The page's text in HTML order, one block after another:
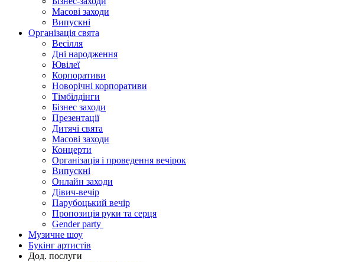
Масові заходи
Випускні
Організація свята
Весілля
Дні народження
Ювілеї
Корпоративи
Новорічні корпоративи
Тімбілдінги
Бізнес заходи
Презентації
Дитячі свята
Масові заходи
Концерти
Організація і проведення вечірок
Випускні
Онлайн заходи
Дівич-вечір
Парубоцький вечір
Пропозиція руки та серця
Gender party
Музичне шоу
Букінг артистів
Дод. послуги